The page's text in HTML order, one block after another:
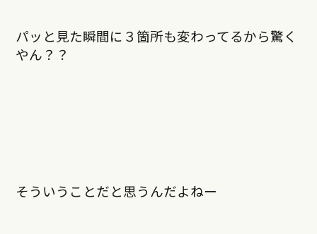
パッと見た瞬間に３箇所も変わってるから驚く
やん？？
そういうことだと思うんだよねー